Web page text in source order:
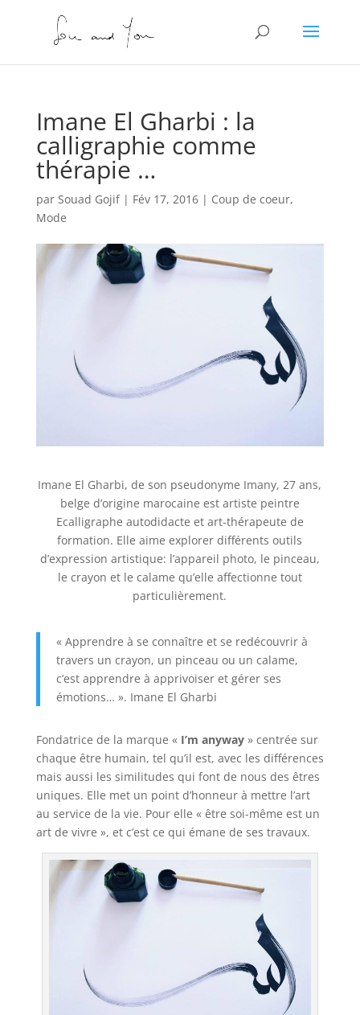
Imane El Gharbi : la
calligraphie comme
thérapie …
par Souad Gojif| Fév 17, 2016| Coup de coeur,
Mode
Imane El Gharbi, de son pseudonyme Imany, 27 ans,
belge d’origine marocaine est artiste peintre
Ecalligraphe autodidacte et art-thérapeute de
formation. Elle aime explorer différents outils
d’expression artistique: l’appareil photo, le pinceau,
le crayon et le calame qu’elle affectionne tout
particulièrement.
« Apprendre à se connaître et se redécouvrir à
travers un crayon, un pinceau ou un calame,
c’est apprendre à apprivoiser et gérer ses
émotions… ». Imane El Gharbi
Fondatrice de la marque « I’m anyway» centrée sur
chaque être humain, tel qu’il est, avec les différences
mais aussi les similitudes qui font de nous des êtres
uniques. Elle met un point d’honneur à mettre l’art
au service de la vie. Pour elle « être soi-même est un
art de vivre », et c’est ce qui émane de ses travaux.